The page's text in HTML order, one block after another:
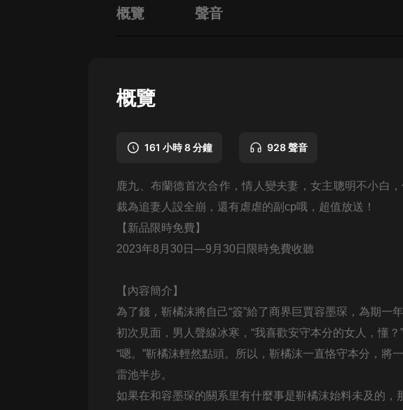
商業財經
科幻
認知思維
人文
音樂
頭條
娛樂
經典名著
人物傳記
凡人修
濤配音多
光合積木
燃領銜有
安燃
生命科學
概覽 聲音
概覽
161 小時 8 分鐘 928 聲音
鹿九、布蘭德首次合作，情人變夫妻，女主聰明不小白
裁為追妻人設全崩，還有虐虐的副cp哦，超值放送！
【新品限時免費】
2023年8 月 30 日 —9 月 30 日限時免費收聽
【內容簡介】
為了錢，靳橘沫將自己“簽”給了商界巨賈容墨琛，為期一年
初次見面，男人聲線冰寒，“我喜歡安守本分的女人，懂？”
“嗯。”靳橘沫輕然點頭。所以，靳橘沫一直恪守本分，將
雷池半步。
如果在和容墨琛的關系里有什麼事是靳橘沫始料未及的